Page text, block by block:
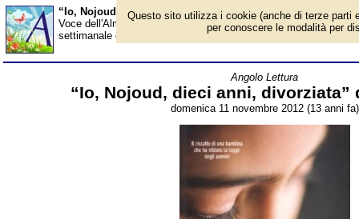
“Io, Nojoud, dieci anni, divorziata” di Nojoud Ali -
Voce dell'Almanacco dell'11 novembre, per la rubrica 'Angolo
settimanale dell’angolo della lettura, questa volta vi segnaliamo
Angolo Lettura
“Io, Nojoud, dieci anni, divorziata”
domenica 11 novembre 2012 (13 anni fa)
Questo sito utilizza i cookie (anche di terze parti
per conoscere le modalità per